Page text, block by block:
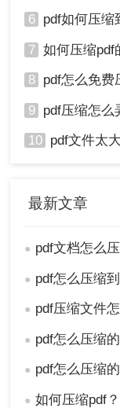
6 pdf如何压缩
7 如何压缩pdf
8 pdf怎么免费压缩
9 pdf压缩怎么
10 pdf文件太大怎
最新文章
● pdf文档怎么
● pdf怎么压缩到
● pdf压缩文件怎么
● pdf怎么压缩的
● pdf怎么压缩
● 如何压缩pdf